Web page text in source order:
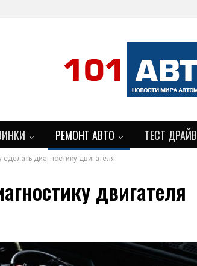
РЕМОНТ АВТО ТЕСТ ДРАЙВ
диагностику двигателя
двигателя